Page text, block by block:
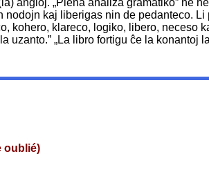
angloj. „Plena analiza gramatiko” ne
kaj liberigas nin de pedanteco. Li
klareco, logiko, libero, neceso
„La libro fortigu ĉe la
oublié)